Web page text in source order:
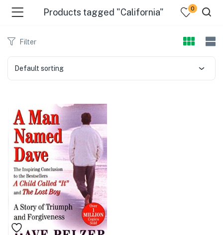
Products tagged "California" 0
Filter
Default sorting